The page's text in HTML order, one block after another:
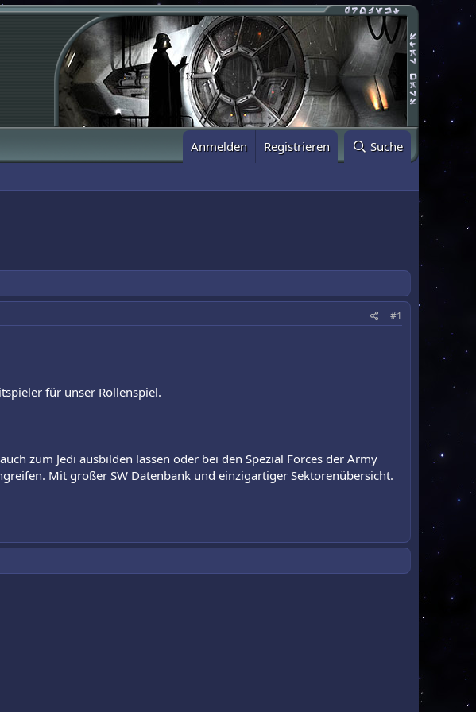
Anmelden Registrieren Suche
#1
für unser Rollenspiel.
zum Jedi ausbilden lassen oder bei den Spezial Forces der Army
Mit großer SW Datenbank und einzigartiger Sektorenübersicht.